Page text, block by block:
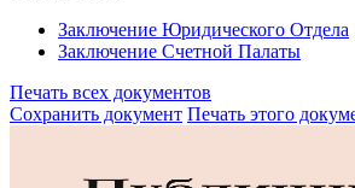
Заключение Юридического Отдела
Заключение Счетной Палаты
Печать всех документов
Сохранить документ Печать этого